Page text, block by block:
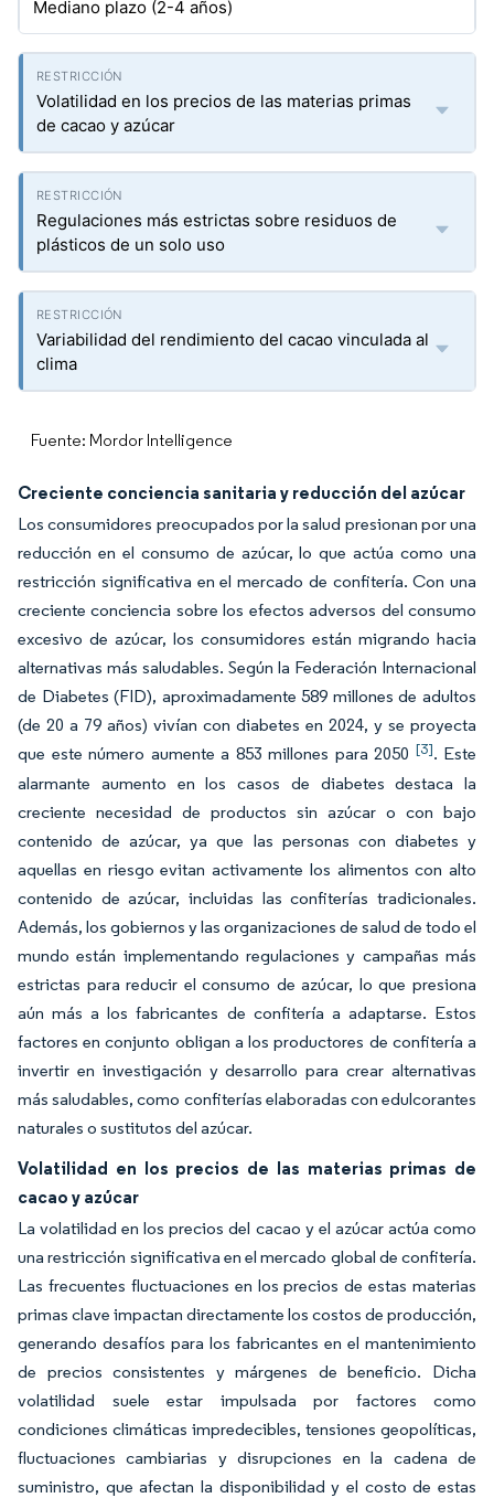
Mediano plazo (2-4 años)
Volatilidad en los precios de las materias primas
de cacao y azúcar
Regulaciones más estrictas sobre residuos de
plásticos de un solo uso
Variabilidad del rendimiento del cacao vinculada al
clima
Fuente: Mordor Intelligence
Creciente conciencia sanitaria y reducción del azúcar
Los consumidores preocupados por la salud presionan por una
reducción en el consumo de azúcar, lo que actúa como una
restricción significativa en el mercado de confitería. Con una
creciente conciencia sobre los efectos adversos del consumo
excesivo de azúcar, los consumidores están migrando hacia
alternativas más saludables. Según la Federación Internacional
de Diabetes (FID), aproximadamente 589 millones de adultos
(de 20 a 79 años) vivían con diabetes en 2024, y se proyecta
que este número aumente a 853 millones para 2050 [3]. Este
alarmante aumento en los casos de diabetes destaca la
creciente necesidad de productos sin azúcar o con bajo
contenido de azúcar, ya que las personas con diabetes y
aquellas en riesgo evitan activamente los alimentos con alto
contenido de azúcar, incluidas las confiterías tradicionales.
Además, los gobiernos y las organizaciones de salud de todo el
mundo están implementando regulaciones y campañas más
estrictas para reducir el consumo de azúcar, lo que presiona
aún más a los fabricantes de confitería a adaptarse. Estos
factores en conjunto obligan a los productores de confitería a
invertir en investigación y desarrollo para crear alternativas
más saludables, como confiterías elaboradas con edulcorantes
naturales o sustitutos del azúcar.
Volatilidad en los precios de las materias primas de
cacao y azúcar
La volatilidad en los precios del cacao y el azúcar actúa como
una restricción significativa en el mercado global de confitería.
Las frecuentes fluctuaciones en los precios de estas materias
primas clave impactan directamente los costos de producción,
generando desafíos para los fabricantes en el mantenimiento
de precios consistentes y márgenes de beneficio. Dicha
volatilidad suele estar impulsada por factores como
condiciones climáticas impredecibles, tensiones geopolíticas,
fluctuaciones cambiarias y disrupciones en la cadena de
suministro, que afectan la disponibilidad y el costo de estas